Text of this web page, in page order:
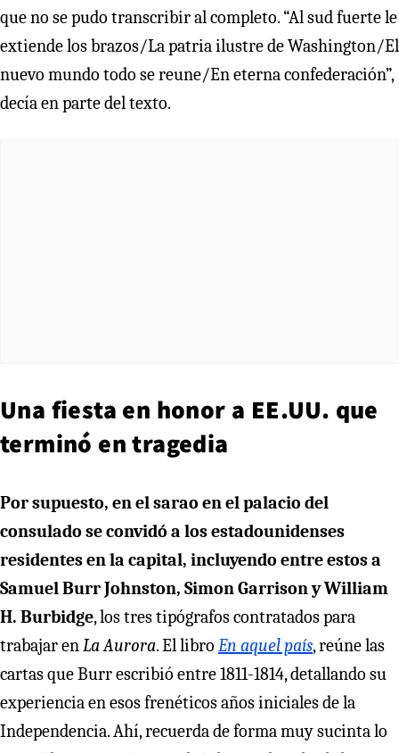
que no se pudo transcribir al completo. “Al sud fuerte le
extiende los brazos/La patria ilustre de Washington/El
nuevo mundo todo se reune/En eterna confederación”,
decía en parte del texto.
Una fiesta en honor a EE.UU. que
terminó en tragedia
Por supuesto, en el sarao en el palacio del
consulado se convidó a los estadounidenses
residentes en la capital, incluyendo entre estos a
Samuel Burr Johnston, Simon Garrison y William
H. Burbidge, los tres tipógrafos contratados para
trabajar enLa Aurora. El libro En aquel país, reúne las
cartas que Burr escribió entre 1811-1814, detallando su
experiencia en esos frenéticos años iniciales de la
Independencia. Ahí, recuerda de forma muy sucinta lo